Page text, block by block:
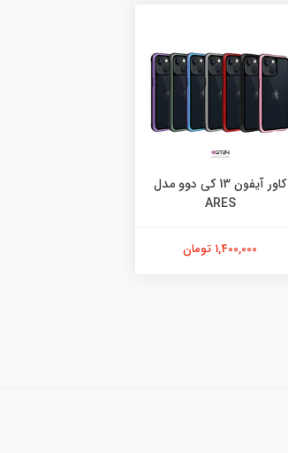
کاور آیفون 13 کی دوو مدل
ARES
1,400,000 تومان